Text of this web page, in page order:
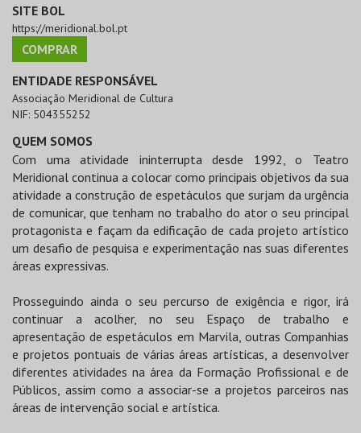
SITE BOL
https://meridional.bol.pt
COMPRAR
ENTIDADE RESPONSÁVEL
Associação Meridional de Cultura
NIF: 504355252
QUEM SOMOS
Com uma atividade ininterrupta desde 1992, o Teatro
Meridional continua a colocar como principais objetivos da sua
atividade a construção de espetáculos que surjam da urgência
de comunicar, que tenham no trabalho do ator o seu principal
protagonista e façam da edificação de cada projeto artístico
um desafio de pesquisa e experimentação nas suas diferentes
áreas expressivas.
Prosseguindo ainda o seu percurso de exigência e rigor, irá
continuar a acolher, no seu Espaço de trabalho e
apresentação de espetáculos em Marvila, outras Companhias
e projetos pontuais de várias áreas artísticas, a desenvolver
diferentes atividades na área da Formação Profissional e de
Públicos, assim como a associar-se a projetos parceiros nas
áreas de intervenção social e artística.